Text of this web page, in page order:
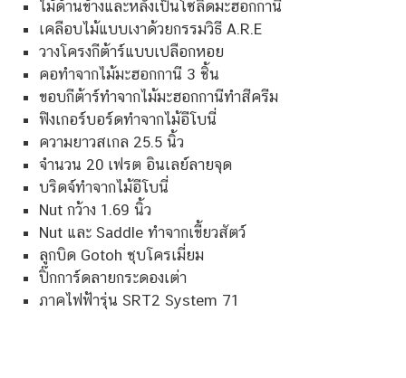
ไม้ด้านข้างและหลังเป็นโซลิดมะฮอกกานี
เคลือบไม้แบบเงาด้วยกรรมวิธี A.R.E
วางโครงกีต้าร์แบบเปลือกหอย
คอทำจากไม้มะฮอกกานี 3 ชิ้น
ขอบกีต้าร์ทำจากไม้มะฮอกกานีทำสีครีม
ฟิงเกอร์บอร์ดทำจากไม้อีโบนี่
ความยาวสเกล 25.5 นิ้ว
จำนวน 20 เฟรต อินเลย์ลายจุด
บริดจ์ทำจากไม้อีโบนี่
Nut กว้าง 1.69 นิ้ว
Nut และ Saddle ทำจากเขี้ยวสัตว์
ลูกบิด Gotoh ชุบโครเมี่ยม
ปิ๊กการ์ดลายกระดองเต่า
ภาคไฟฟ้ารุ่น SRT2 System 71